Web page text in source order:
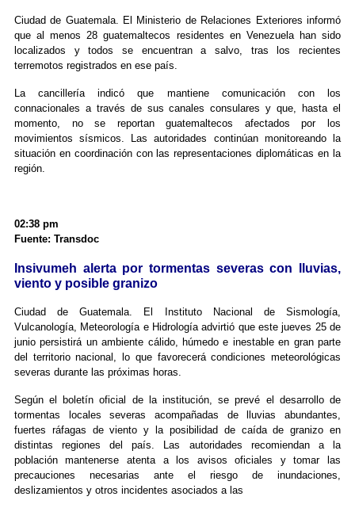
Ciudad de Guatemala. El Ministerio de Relaciones Exteriores informó
que al menos 28 guatemaltecos residentes en Venezuela han sido
localizados y todos se encuentran a salvo, tras los recientes
terremotos registrados en ese país.
La cancillería indicó que mantiene comunicación con los
connacionales a través de sus canales consulares y que, hasta el
momento, no se reportan guatemaltecos afectados por los
movimientos sísmicos. Las autoridades continúan monitoreando la
situación en coordinación con las representaciones diplomáticas en la
región.
02:38 pm
Fuente: Transdoc
Insivumeh alerta por tormentas severas con lluvias,
viento y posible granizo
Ciudad de Guatemala. El Instituto Nacional de Sismología,
Vulcanología, Meteorología e Hidrología advirtió que este jueves 25 de
junio persistirá un ambiente cálido, húmedo e inestable en gran parte
del territorio nacional, lo que favorecerá condiciones meteorológicas
severas durante las próximas horas.
Según el boletín oficial de la institución, se prevé el desarrollo de
tormentas locales severas acompañadas de lluvias abundantes,
fuertes ráfagas de viento y la posibilidad de caída de granizo en
distintas regiones del país. Las autoridades recomiendan a la
población mantenerse atenta a los avisos oficiales y tomar las
precauciones necesarias ante el riesgo de inundaciones,
deslizamientos y otros incidentes asociados a las